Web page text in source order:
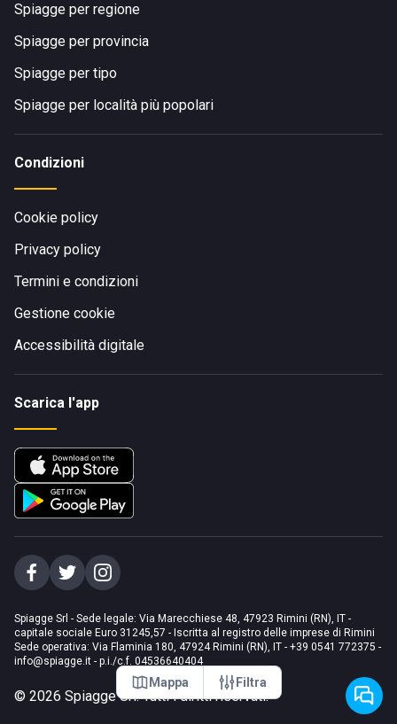
Mappa Filtra
Spiagge per regione
Spiagge per provincia
Spiagge per tipo
Spiagge per località più popolari
Condizioni
Cookie policy
Privacy policy
Termini e condizioni
Gestione cookie
Accessibilità digitale
Scarica l'app
Spiagge Srl - Sede legale: Via Marecchiese 48, 47923 Rimini (RN), IT -
capitale sociale Euro 31245,57 - Iscritta al registro delle imprese di Rimini
Sede operativa: Via Flaminia 180, 47924 Rimini (RN), IT - +39 0541 772375 -
info@spiagge.it - p.i./c.f. 04536640404
© 2026 Spiagge Srl. Tutti i diritti riservati.